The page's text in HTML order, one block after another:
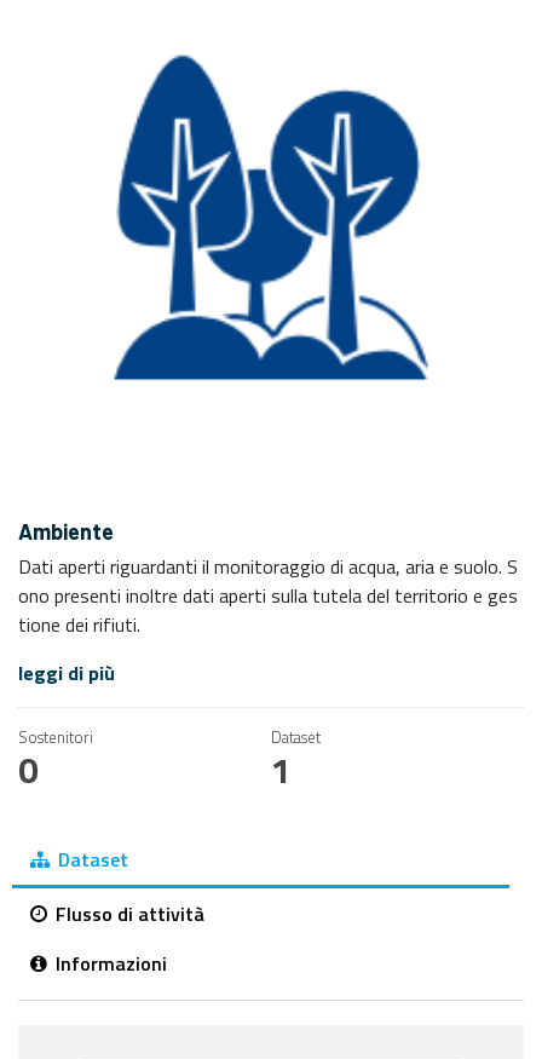
Ambiente
Dati aperti riguardanti il monitoraggio di acqua, aria e suolo. S
ono presenti inoltre dati aperti sulla tutela del territorio e ges
tione dei rifiuti.
leggi di più
Sostenitori
0
Dataset
1
Dataset
Flusso di attività
Informazioni